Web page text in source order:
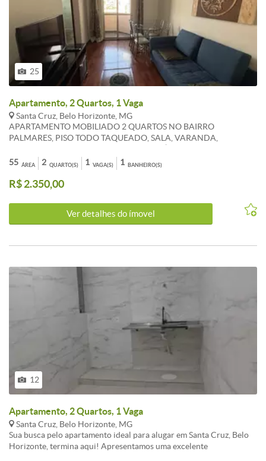
25
Apartamento, 2 Quartos, 1 Vaga
Santa Cruz, Belo Horizonte, MG
APARTAMENTO MOBILIADO 2 QUARTOS NO BAIRRO
PALMARES, PISO TODO TAQUEADO, SALA, VARANDA,
CANALIZADO, 1 VAGA DE GARAGEM, PORTEIRO FISICO.
PRÓXIMO A TODO O COMERCIO, FÁCIL ACESSO AO MINAS
SHOPPING. LIGUE OU ENVIE WHATSAPP E A AGENDE UMA
ÁREA
55 QUARTO(S)
2 VAGA(S)
1 BANHEIRO(S)
1
R$ 2.350,00
Ver detalhes do ímovel
12
Apartamento, 2 Quartos, 1 Vaga
Santa Cruz, Belo Horizonte, MG
Sua busca pelo apartamento ideal para alugar em Santa Cruz, Belo
Horizonte, termina aqui! Apresentamos uma excelente